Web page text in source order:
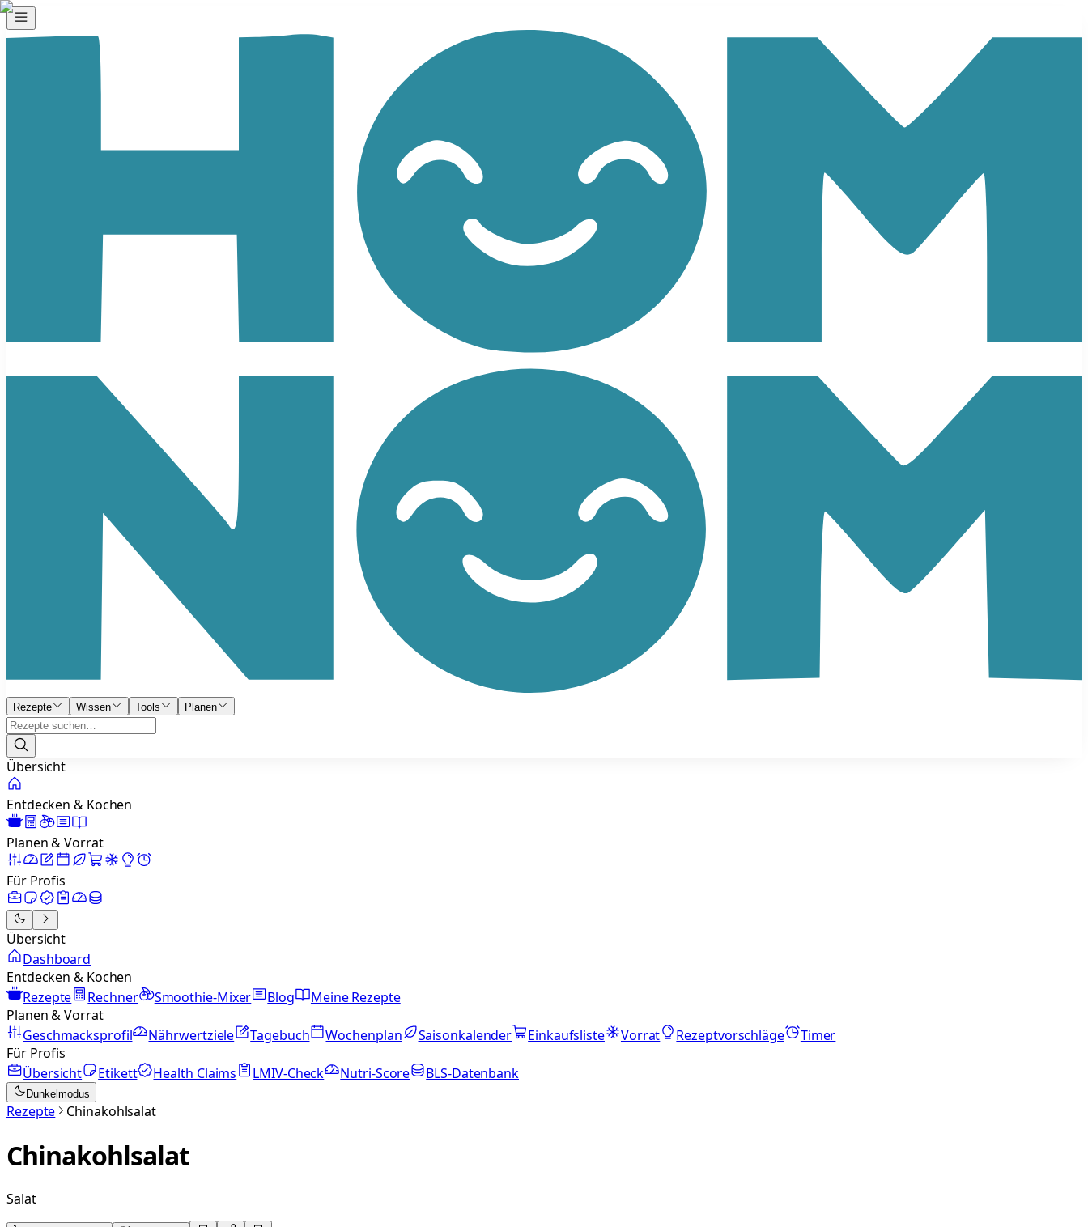
Rezepte Wissen Tools Planen
Übersicht
Entdecken & Kochen
Planen & Vorrat
Für Profis
Übersicht
Dashboard
Entdecken & Kochen
Rezepte
Rechner Smoothie-Mixer Blog
Meine Rezepte
Planen & Vorrat
Geschmacksprofil
Nährwertziele Tagebuch Wochenplan Saisonkalender Einkaufsliste Vorrat Rezeptvorschläge
Timer
Für Profis
Übersicht
Etikett Health Claims LMIV-Check Nutri-Score BLS-Datenbank
Dunkelmodus
Rezepte Chinakohlsalat
Chinakohlsalat
Salat